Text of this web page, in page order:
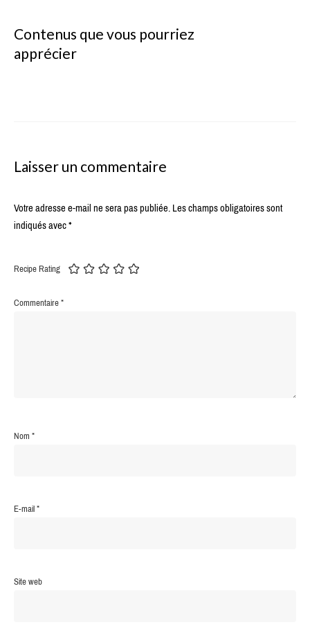
Contenus que vous pourriez
apprécier
Laisser un commentaire
Votre adresse e-mail ne sera pas publiée.Les champs obligatoires sont
indiqués avec*
Recipe Rating
Commentaire*
Nom*
E-mail*
Site web